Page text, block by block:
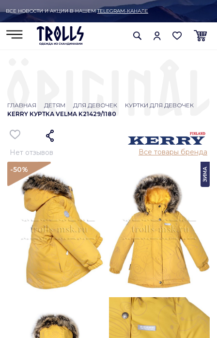
ВСЕ НОВОСТИ И АКЦИИ В НАШЕМTELEGRAM-КАНАЛЕ
ГЛАВНАЯ ДЕТЯМ ДЛЯ ДЕВОЧЕК
КУРТКИ ДЛЯ ДЕВОЧЕК
KERRY КУРТКА VELMA K21429/1180
Нет отзывов
Все товары бренда
-50% ЗИМА